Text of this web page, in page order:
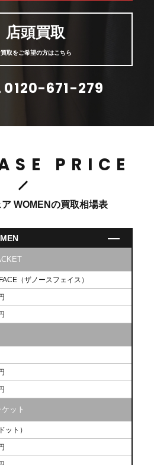
店頭買取
取をご希望の方はこちら
0120-671-279
PRICE
WOMENの買取相場表
（ザノースフェイス）
ット
ット）